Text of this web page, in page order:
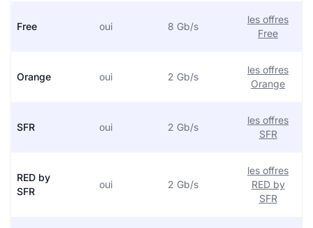
Free oui 8 Gb/s
les offres
Free
Orange oui 2 Gb/s
les offres
Orange
SFR oui 2 Gb/s
les offres
SFR
RED by
SFR
oui 2 Gb/s
les offres
RED by
SFR